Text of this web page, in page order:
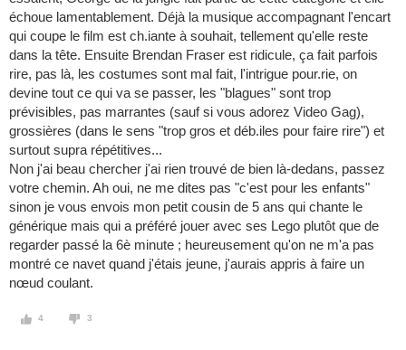
échoue lamentablement. Déjà la musique accompagnant l'encart
qui coupe le film est ch.iante à souhait, tellement qu'elle reste
dans la tête. Ensuite Brendan Fraser est ridicule, ça fait parfois
rire, pas là, les costumes sont mal fait, l'intrigue pour.rie, on
devine tout ce qui va se passer, les "blagues" sont trop
prévisibles, pas marrantes (sauf si vous adorez Video Gag),
grossières (dans le sens "trop gros et déb.iles pour faire rire") et
surtout supra répétitives...
Non j'ai beau chercher j'ai rien trouvé de bien là-dedans, passez
votre chemin. Ah oui, ne me dites pas "c'est pour les enfants"
sinon je vous envois mon petit cousin de 5 ans qui chante le
générique mais qui a préféré jouer avec ses Lego plutôt que de
regarder passé la 6è minute ; heureusement qu'on ne m'a pas
montré ce navet quand j'étais jeune, j'aurais appris à faire un
nœud coulant.
4 3